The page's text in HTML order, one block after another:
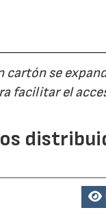
cartón se
facilitar el